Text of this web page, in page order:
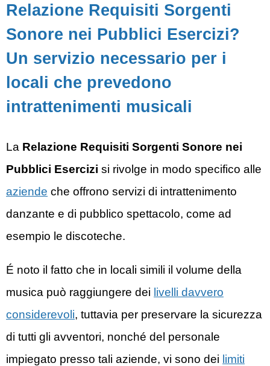
Relazione Requisiti Sorgenti
Sonore nei Pubblici Esercizi?
Un servizio necessario per i
locali che prevedono
intrattenimenti musicali
La Relazione Requisiti Sorgenti Sonore nei
Pubblici Esercizi si rivolge in modo specifico alle
aziende che offrono servizi di intrattenimento
danzante e di pubblico spettacolo, come ad
esempio le discoteche.
É noto il fatto che in locali simili il volume della
musica può raggiungere dei livelli davvero
considerevoli, tuttavia per preservare la sicurezza
di tutti gli avventori, nonché del personale
impiegato presso tali aziende, vi sono dei limiti